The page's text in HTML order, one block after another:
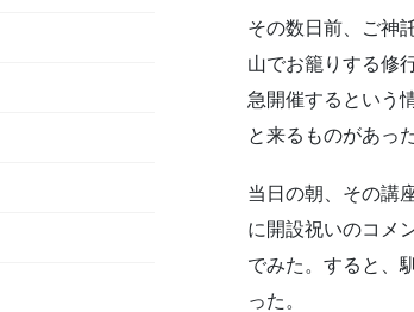
その数日前、ご神
山でお籠りする修
急開催するという
と来るものがあっ
当日の朝、その講
に開設祝いのコメ
でみた。すると、
った。